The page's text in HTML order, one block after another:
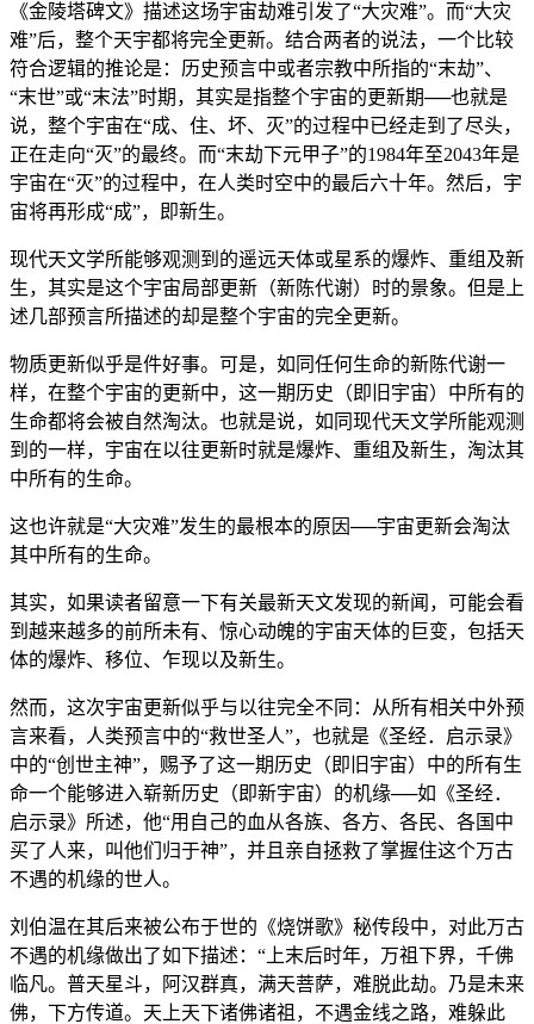
《金陵塔碑文》描述这场宇宙劫难引发了“大灾难”。而“大灾
难”后，整个天宇都将完全更新。结合两者的说法，一个比较
符合逻辑的推论是：历史预言中或者宗教中所指的“末劫”、
“末世”或“末法”时期，其实是指整个宇宙的更新期──也就是
说，整个宇宙在“成、住、坏、灭”的过程中已经走到了尽头，
正在走向“灭”的最终。而“末劫下元甲子”的1984年至2043年是
宇宙在“灭”的过程中，在人类时空中的最后六十年。然后，宇
宙将再形成“成”，即新生。
现代天文学所能够观测到的遥远天体或星系的爆炸、重组及新
生，其实是这个宇宙局部更新（新陈代谢）时的景象。但是上
述几部预言所描述的却是整个宇宙的完全更新。
物质更新似乎是件好事。可是，如同任何生命的新陈代谢一
样，在整个宇宙的更新中，这一期历史（即旧宇宙）中所有的
生命都将会被自然淘汰。也就是说，如同现代天文学所能观测
到的一样，宇宙在以往更新时就是爆炸、重组及新生，淘汰其
中所有的生命。
这也许就是“大灾难”发生的最根本的原因──宇宙更新会淘汰
其中所有的生命。
其实，如果读者留意一下有关最新天文发现的新闻，可能会看
到越来越多的前所未有、惊心动魄的宇宙天体的巨变，包括天
体的爆炸、移位、乍现以及新生。
然而，这次宇宙更新似乎与以往完全不同：从所有相关中外预
言来看，人类预言中的“救世圣人”，也就是《圣经．启示录》
中的“创世主神”，赐予了这一期历史（即旧宇宙）中的所有生
命一个能够进入崭新历史（即新宇宙）的机缘──如《圣经．
启示录》所述，他“用自己的血从各族、各方、各民、各国中
买了人来，叫他们归于神”，并且亲自拯救了掌握住这个万古
不遇的机缘的世人。
刘伯温在其后来被公布于世的《烧饼歌》秘传段中，对此万古
不遇的机缘做出了如下描述：“上末后时年，万祖下界，千佛
临凡。普天星斗，阿汉群真，满天菩萨，难脱此劫。乃是未来
佛，下方传道。天上天下诸佛诸祖，不遇金线之路，难躲此